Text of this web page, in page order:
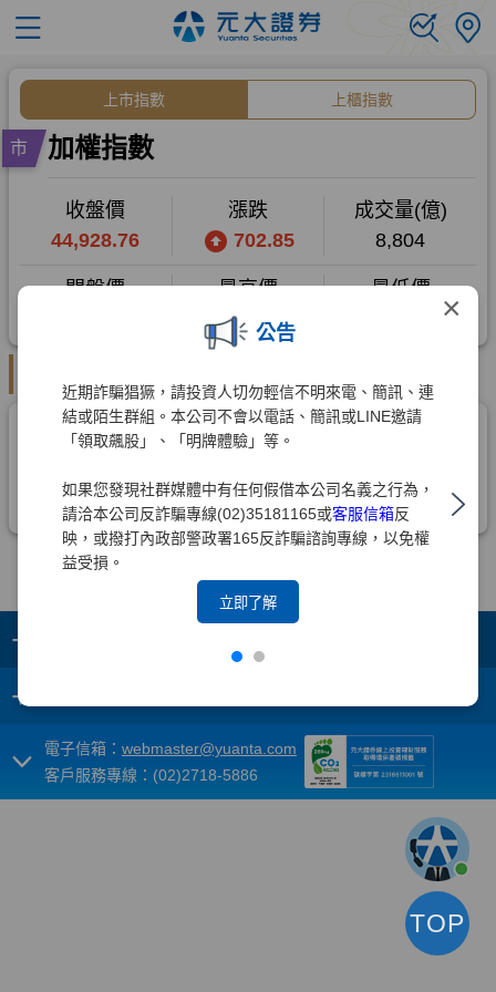
×
公告
近期詐騙猖獗，請投資人切勿輕信不明來電、簡訊、連
結或陌生群組。本公司不會以電話、簡訊或LINE邀請
「領取飆股」、「明牌體驗」等。
如果您發現社群媒體中有任何假借本公司名義之行為，
請洽本公司反詐騙專線(02)35181165或客服信箱反
映，或撥打內政部警政署165反詐騙諮詢專線，以免權
益受損。
立即了解
+
+
電子信箱： webmaster@yuanta.com
客戶服務專線：(02)2718-5886
TOP